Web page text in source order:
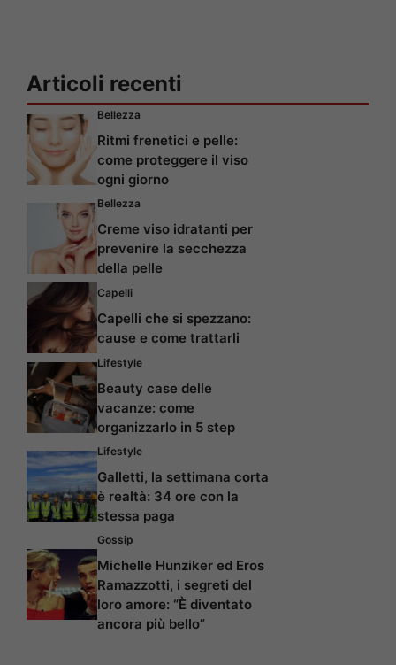
Articoli recenti
Bellezza
Ritmi frenetici e pelle:
come proteggere il viso
ogni giorno
Bellezza
Creme viso idratanti per
prevenire la secchezza
della pelle
Capelli
Capelli che si spezzano:
cause e come trattarli
Lifestyle
Beauty case delle
vacanze: come
organizzarlo in 5 step
Lifestyle
Galletti, la settimana corta
è realtà: 34 ore con la
stessa paga
Gossip
Michelle Hunziker ed Eros
Ramazzotti, i segreti del
loro amore: “È diventato
ancora più bello”